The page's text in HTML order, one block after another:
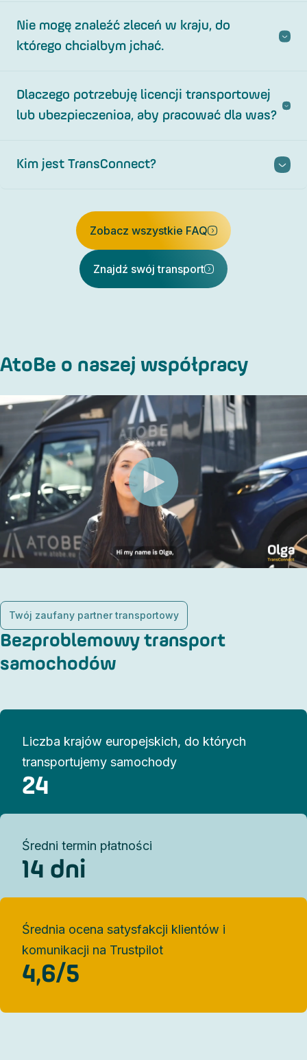
Nie mogę znaleźć zleceń w kraju, do
którego chcialbym jchać.
Dlaczego potrzebuję licencji transportowej
lub ubezpieczenioa, aby pracować dla was?
Kim jest TransConnect?
Zobacz wszystkie FAQ
Znajdź swój transport
AtoBe o naszej współpracy
Twój zaufany partner transportowy
Bezproblemowy transport
samochodów
Liczba krajów europejskich, do których
transportujemy samochody
24
Średni termin płatności
14 dni
Średnia ocena satysfakcji klientów i
komunikacji na Trustpilot
4,6/5